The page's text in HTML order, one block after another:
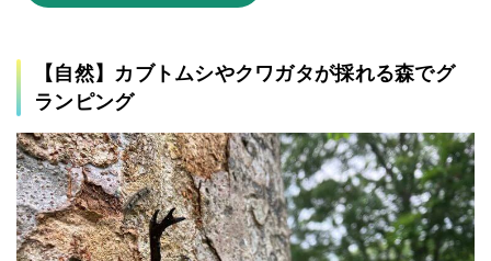
【自然】カブトムシやクワガタが採れる森でグ
ランピング